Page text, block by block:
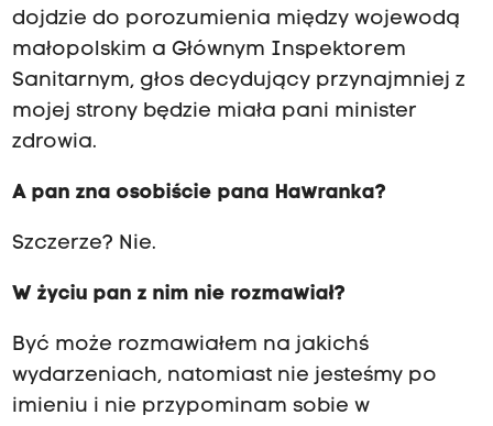
dojdzie do porozumienia między wojewodą
małopolskim a Głównym Inspektorem
Sanitarnym, głos decydujący przynajmniej z
mojej strony będzie miała pani minister
zdrowia.
A pan zna osobiście pana Hawranka?
Szczerze? Nie.
W życiu pan z nim nie rozmawiał?
Być może rozmawiałem na jakichś
wydarzeniach, natomiast nie jesteśmy po
imieniu i nie przypominam sobie w